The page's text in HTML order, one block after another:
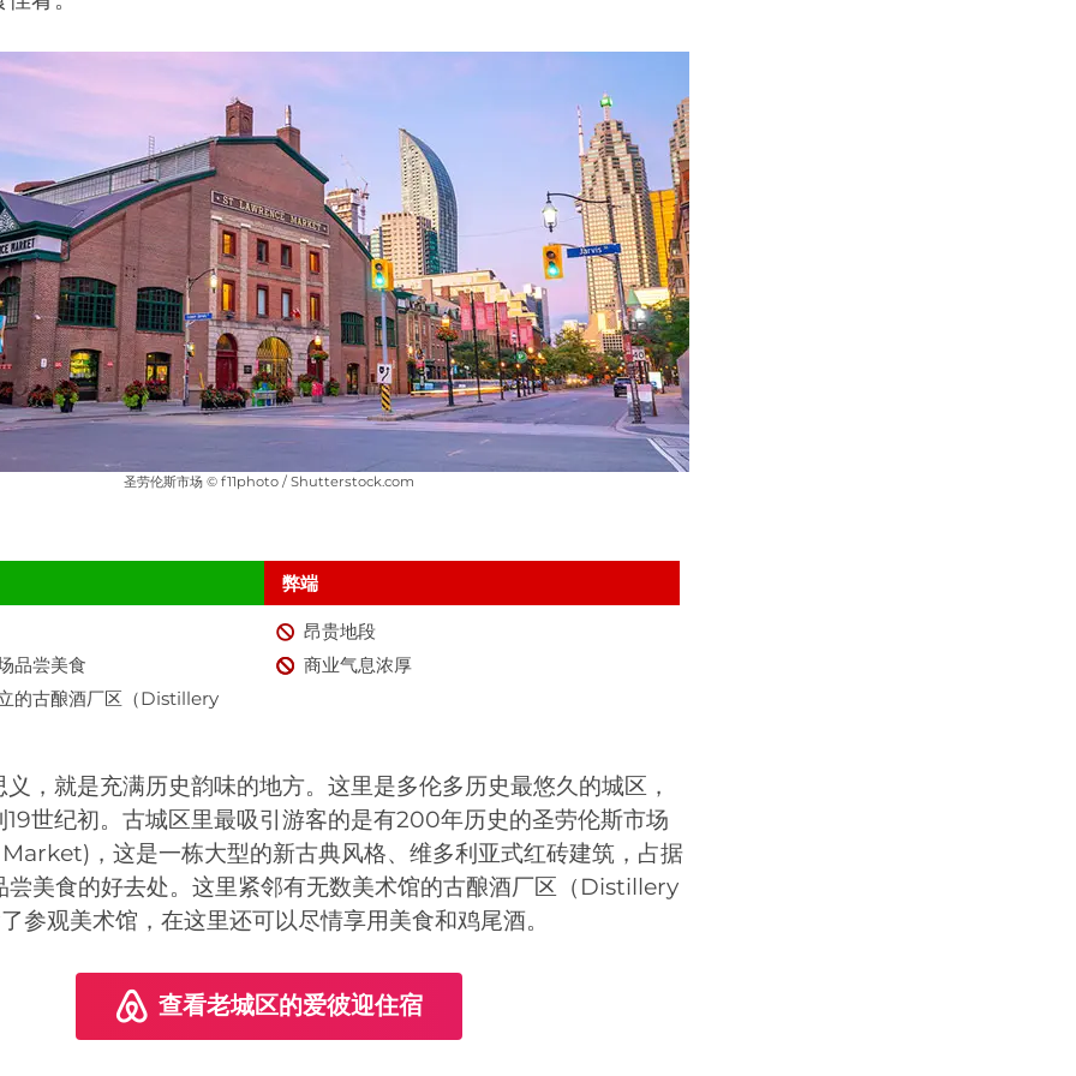
圣劳伦斯市场 © f11photo / Shutterstock.com
品尝美食
的古酿酒厂区（Distillery
弊端
昂贵地段
商业气息浓厚
，就是充满历史韵味的地方。这里是多伦多历史最悠久的城区，
19世纪初。古城区里最吸引游客的是有200年历史的圣劳伦斯市场
，这是一栋大型的新古典风格、维多利亚式红砖建筑，占据
尝美食的好去处。这里紧邻有无数美术馆的古酿酒厂区（Distillery
参观美术馆，在这里还可以尽情享用美食和鸡尾酒。
查看老城区的爱彼迎住宿